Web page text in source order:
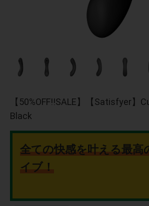
【50%OFF!!SALE】【Satisfyer】
Black
全ての快感を叶える最高
イブ！